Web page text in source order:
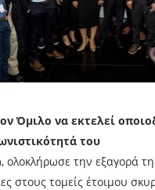
Όμιλο να εκτελεί
του
την εξαγορά
στους τομείς έτοιμου